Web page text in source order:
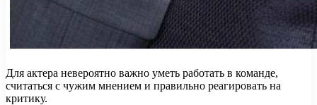
Для актера невероятно важно уметь работать в команде,
считаться с чужим мнением и правильно реагировать на
критику.